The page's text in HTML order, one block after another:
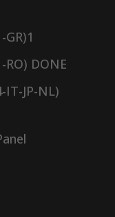
RO) DONE
IT-JP-NL)